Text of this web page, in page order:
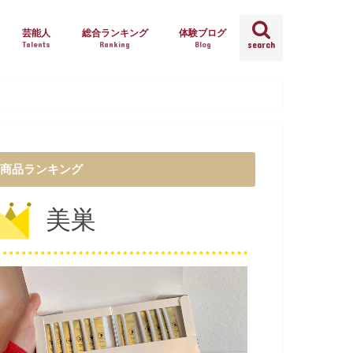
search
芸能人
Talents
総合ランキング
Ranking
体験ブログ
Blog
商品ランキング
美巣